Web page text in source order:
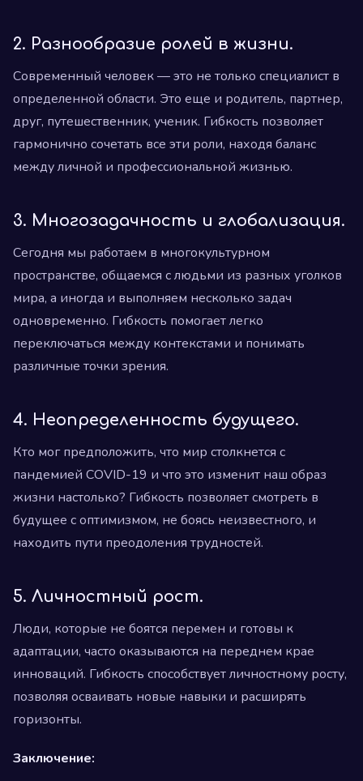
2. Разнообразие ролей в жизни.
Современный человек — это не только специалист в
определенной области. Это еще и родитель, партнер,
друг, путешественник, ученик. Гибкость позволяет
гармонично сочетать все эти роли, находя баланс
между личной и профессиональной жизнью.
3. Многозадачность и глобализация.
Сегодня мы работаем в многокультурном
пространстве, общаемся с людьми из разных уголков
мира, а иногда и выполняем несколько задач
одновременно. Гибкость помогает легко
переключаться между контекстами и понимать
различные точки зрения.
4. Неопределенность будущего.
Кто мог предположить, что мир столкнется с
пандемией COVID-19 и что это изменит наш образ
жизни настолько? Гибкость позволяет смотреть в
будущее с оптимизмом, не боясь неизвестного, и
находить пути преодоления трудностей.
5. Личностный рост.
Люди, которые не боятся перемен и готовы к
адаптации, часто оказываются на переднем крае
инноваций. Гибкость способствует личностному росту,
позволяя осваивать новые навыки и расширять
горизонты.
Заключение: